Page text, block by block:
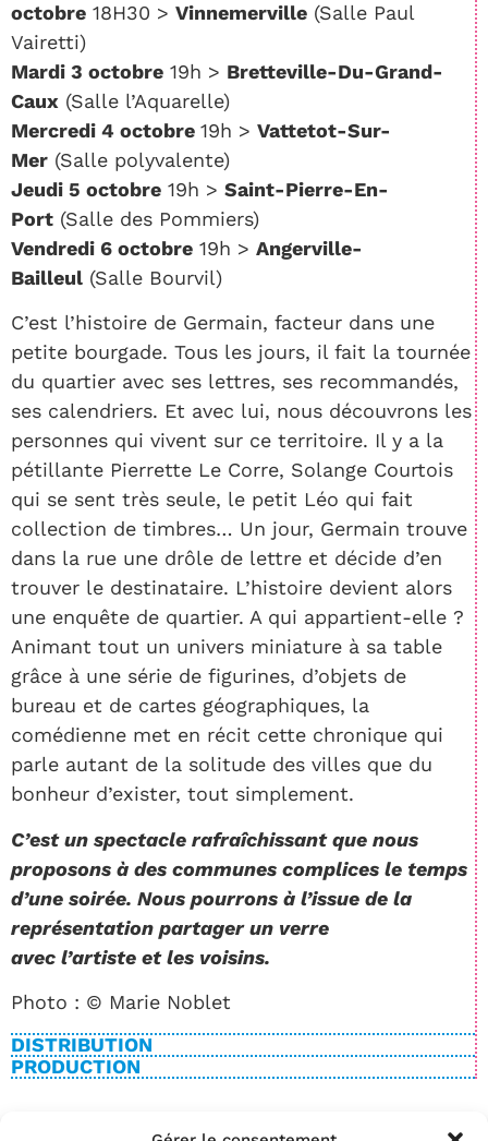
octobre 18H30 > Vinnemerville (Salle Paul
Vairetti)
Mardi 3 octobre 19h > Bretteville-Du-Grand-
Caux (Salle l’Aquarelle)
Mercredi 4 octobre 19h > Vattetot-Sur-
Mer (Salle polyvalente)
Jeudi 5 octobre 19h > Saint-Pierre-En-
Port (Salle des Pommiers)
Vendredi 6 octobre 19h > Angerville-
Bailleul (Salle Bourvil)
C’est l’histoire de Germain, facteur dans une
petite bourgade. Tous les jours, il fait la tournée
du quartier avec ses lettres, ses recommandés,
ses calendriers. Et avec lui, nous découvrons les
personnes qui vivent sur ce territoire. Il y a la
pétillante Pierrette Le Corre, Solange Courtois
qui se sent très seule, le petit Léo qui fait
collection de timbres… Un jour, Germain trouve
dans la rue une drôle de lettre et décide d’en
trouver le destinataire. L’histoire devient alors
une enquête de quartier. A qui appartient-elle ?
Animant tout un univers miniature à sa table
grâce à une série de figurines, d’objets de
bureau et de cartes géographiques, la
comédienne met en récit cette chronique qui
parle autant de la solitude des villes que du
bonheur d’exister, tout simplement.
C’est un spectacle rafraîchissant que nous
proposons à des communes complices le temps
d’une soirée. Nous pourrons à l’issue de la
représentation partager un verre
avec l’artiste et les voisins.
Photo : © Marie Noblet
DISTRIBUTION
PRODUCTION